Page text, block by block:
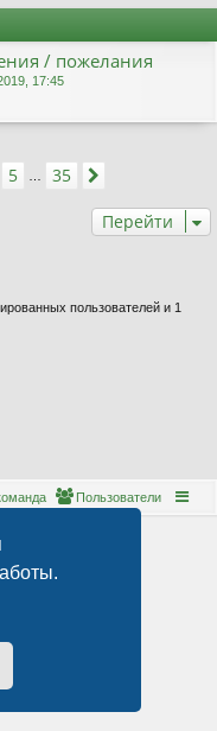
/ пожелания
17:45
35
5 35
Перейти
пользователей и 1
Пользователи